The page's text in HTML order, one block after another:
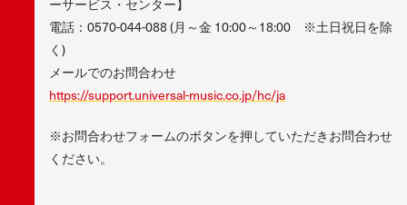
ーサービス・センター】
電話：0570-044-088 (月～金 10:00～18:00 ※土日祝日を除
く)
メールでのお問合わせ
https://support.universal-music.co.jp/hc/ja
※お問合わせフォームのボタンを押していただきお問合わせ
ください。